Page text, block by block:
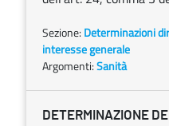
Sezione: Determinazioni
interesse generale
Argomenti:Sanità
DETERMINAZIONE